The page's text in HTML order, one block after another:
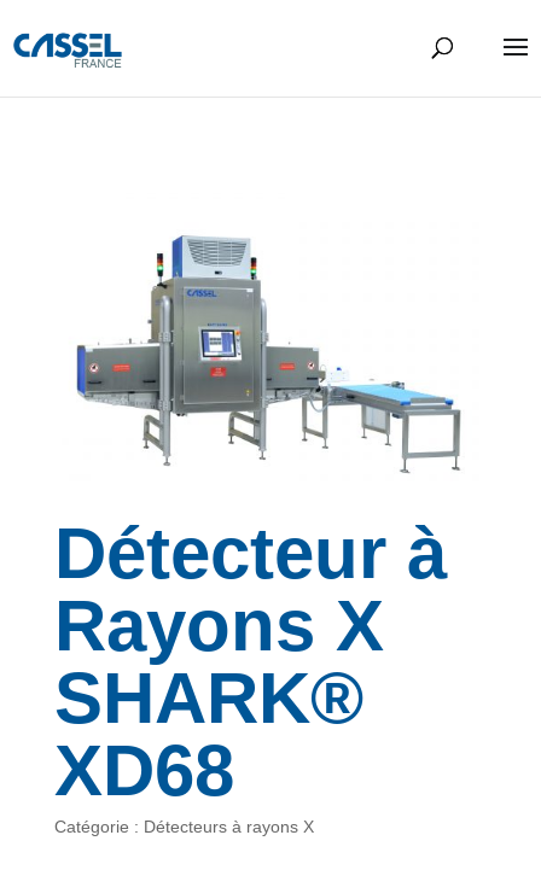
Détecteur à
Rayons X
SHARK®
XD68
Catégorie : Détecteurs à rayons X